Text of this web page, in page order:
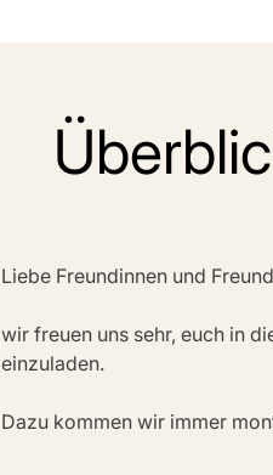
Liebe Freundinnen und
wir freuen uns sehr, euch in
einzuladen.
Dazu kommen wir immer